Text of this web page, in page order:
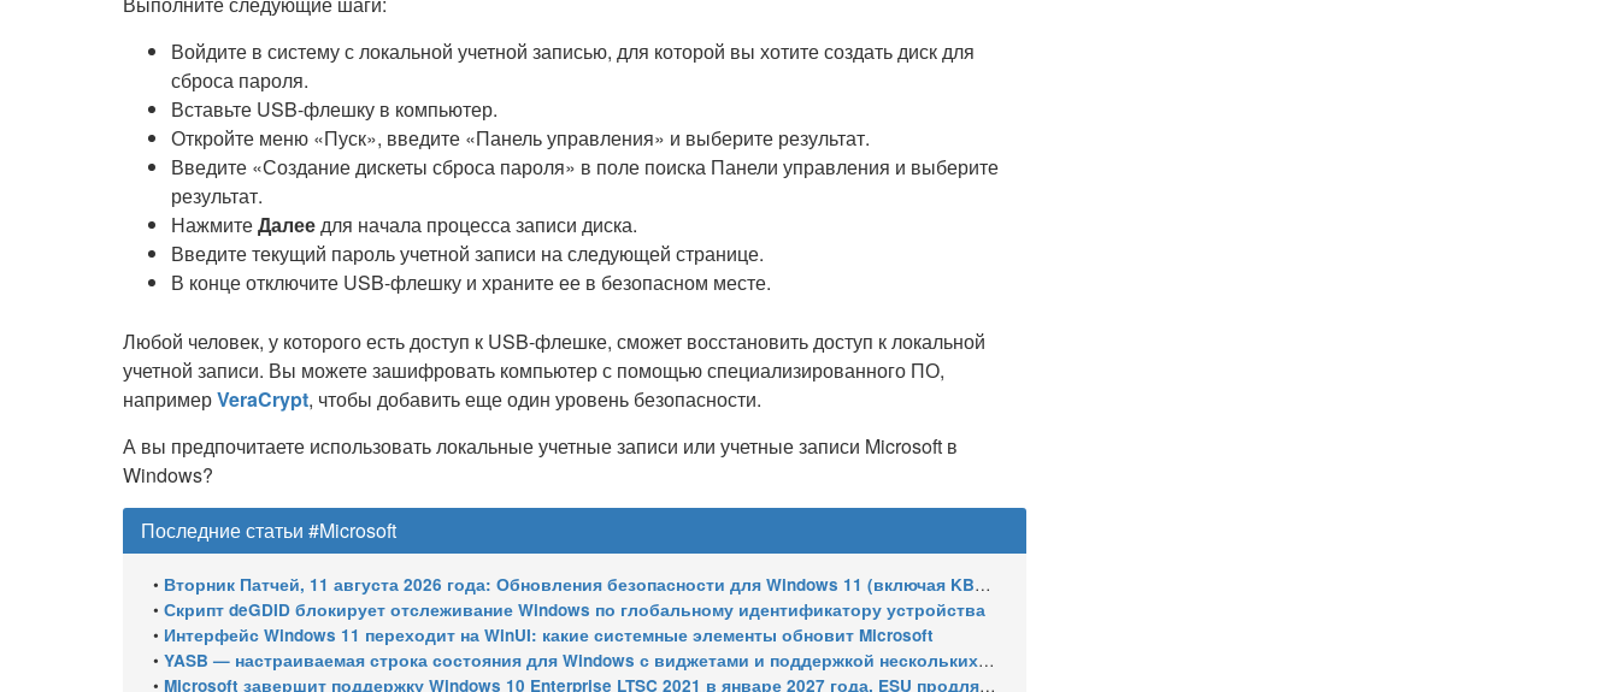
Войдите в систему с локальной учетной записью, для которой вы хотите создать диск для
сброса пароля.
Вставьте USB-флешку в компьютер.
Откройте меню «Пуск», введите «Панель управления» и выберите результат.
Введите «Создание дискеты сброса пароля» в поле поиска Панели управления и выберите
результат.
НажмитеДалеедля начала процесса записи диска.
Введите текущий пароль учетной записи на следующей странице.
В конце отключите USB-флешку и храните ее в безопасном месте.
Любой человек, у которого есть доступ к USB-флешке, сможет восстановить доступ к локальной
учетной записи. Вы можете зашифровать компьютер с помощью специализированного ПО,
напримерVeraCrypt, чтобы добавить еще один уровень безопасности.
А вы предпочитаете использовать локальные учетные записи или учетные записи Microsoft в
Windows?
Последние статьи #Microsoft
• Вторник Патчей, 11 августа 2026 года: Обновления безопасности для Windows 11 (включая KB5121003), ESU-обновления для Windows 10
• Скрипт deGDID блокирует отслеживание Windows по глобальному идентификатору устройства
• Интерфейс Windows 11 переходит на WinUI: какие системные элементы обновит Microsoft
• YASB — настраиваемая строка состояния для Windows с виджетами и поддержкой нескольких мониторов
• Microsoft завершит поддержку Windows 10 Enterprise LTSC 2021 в январе 2027 года. ESU продлят обновления до января 2030 года